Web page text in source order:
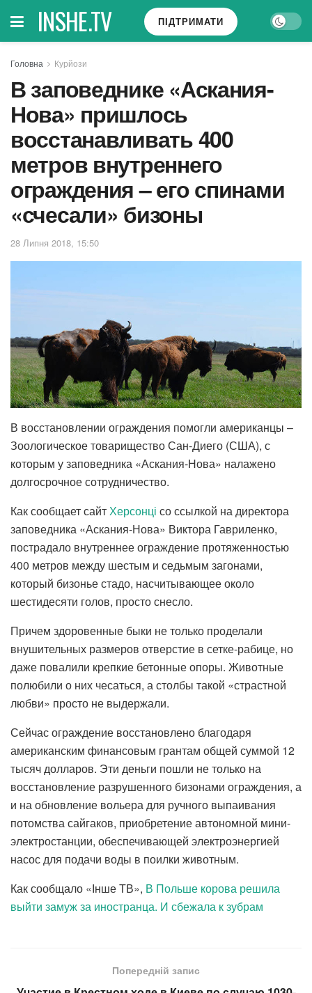
INSHE.TV ПІДТРИМАТИ
Головна Курйози
В заповеднике «Аскания-
Нова» пришлось
восстанавливать 400
метров внутреннего
ограждения – его спинами
«счесали» бизоны
28 Липня 2018, 15:50
В восстановлении ограждения помогли американцы –
Зоологическое товарищество Сан-Диего (США), с
которым у заповедника «Аскания-Нова» налажено
долгосрочное сотрудничество.
Как сообщает сайтХерсонці со ссылкой на директора
заповедника «Аскания-Нова» Виктора Гавриленко,
пострадало внутреннее ограждение протяженностью
400 метров между шестым и седьмым загонами,
который бизонье стадо, насчитывающее около
шестидесяти голов, просто снесло.
Причем здоровенные быки не только проделали
внушительных размеров отверстие в сетке-рабице, но
даже повалили крепкие бетонные опоры. Животные
полюбили о них чесаться, а столбы такой «страстной
любви» просто не выдержали.
Сейчас ограждение восстановлено благодаря
американским финансовым грантам общей суммой 12
тысяч долларов. Эти деньги пошли не только на
восстановление разрушенного бизонами ограждения, а
и на обновление вольера для ручного выпаивания
потомства сайгаков, приобретение автономной мини-
электростанции, обеспечивающей электроэнергией
насос для подачи воды в поилки животным.
Как сообщало «Інше ТВ», В Польше корова решила
выйти замуж за иностранца. И сбежала к зубрам
Попередній запис